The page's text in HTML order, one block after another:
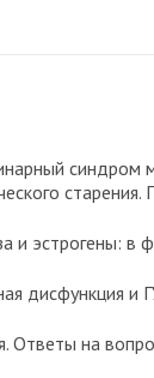
синдром
и эстрогены: в
дисфункция
Ответы на